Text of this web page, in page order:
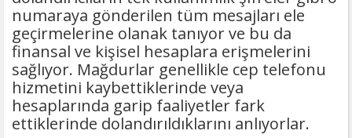
numaraya gönderilen tüm mesajları ele
geçirmelerine olanak tanıyor ve bu da
finansal ve kişisel hesaplara erişmelerini
sağlıyor. Mağdurlar genellikle cep telefonu
hizmetini kaybettiklerinde veya
hesaplarında garip faaliyetler fark
ettiklerinde dolandırıldıklarını anlıyorlar.